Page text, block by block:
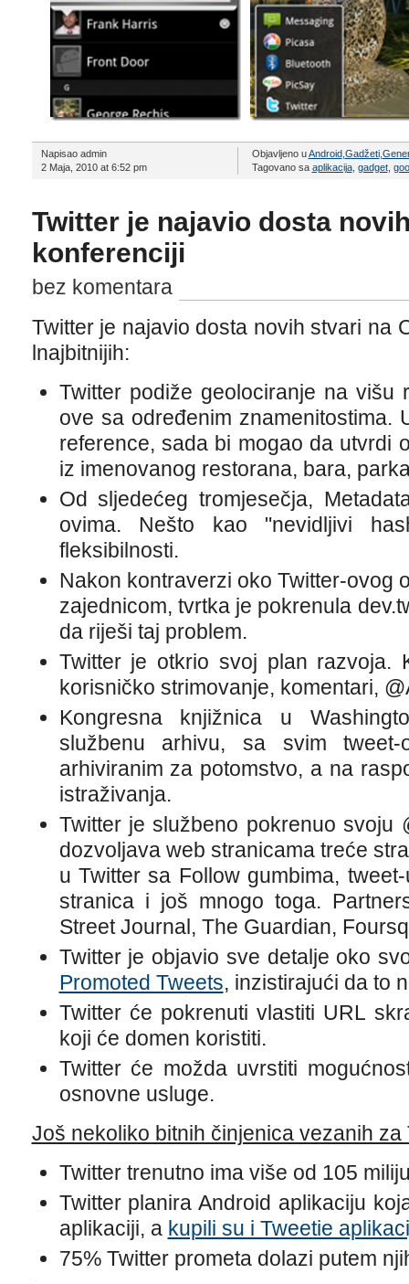
Napisao admin
2 Maja, 2010 at 6:52 pm
Objavljeno uAndroid, Gadžeti,
Tagovano sa aplikacija, gadget,
Twitter je najavio dosta
konferenciji
bez komentara
Twitter je najavio dosta novih stvari na
lnajbitnijih:
Twitter podiže geolociranje na višu
ove sa određenim znamenitostima.
reference, sada bi mogao da utvrdi
iz imenovanog restorana, bara,
Od sljedećeg tromjesečja,
ovima. Nešto kao "nevidljivi
fleksibilnosti.
Nakon kontraverzi oko Twitter-ovog
zajednicom, tvrtka je pokrenula
da riješi taj problem.
Twitter je otkrio svoj plan razvoja.
korisničko strimovanje, komentari,
Kongresna knjižnica u
službenu arhivu, sa svim
arhiviranim za potomstvo, a na
istraživanja.
Twitter je službeno pokrenuo svoju
dozvoljava web stranicama treće
u Twitter sa Follow gumbima,
stranica i još mnogo toga.
Street Journal, The Guardian,
Twitter je objavio sve detalje oko
Promoted Tweets, inzistirajući da to
Twitter će pokrenuti vlastiti URL
koji će domen koristiti.
Twitter će možda uvrstiti
osnovne usluge.
Još nekoliko bitnih činjenica vezanih za
Twitter trenutno ima više od 105
Twitter planira Android aplikaciju
aplikaciji, a kupili su i Tweetie
75% Twitter prometa dolazi putem